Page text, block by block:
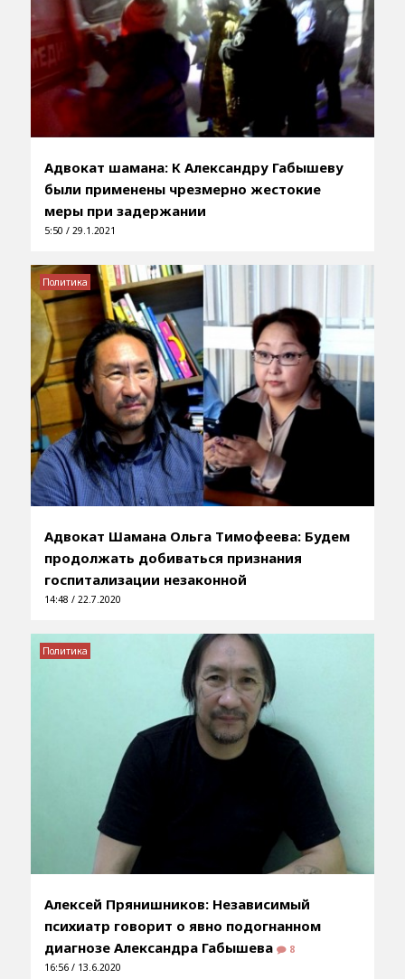
Адвокат шамана: К Александру Габышеву
были применены чрезмерно жестокие
меры при задержании
5:50 / 29.1.2021
Адвокат Шамана Ольга Тимофеева: Будем
продолжать добиваться признания
госпитализации незаконной
14:48 / 22.7.2020
Политика
Алексей Прянишников: Независимый
психиатр говорит о явно подогнанном
диагнозе Александра Габышева
8
16:56 / 13.6.2020
Политика